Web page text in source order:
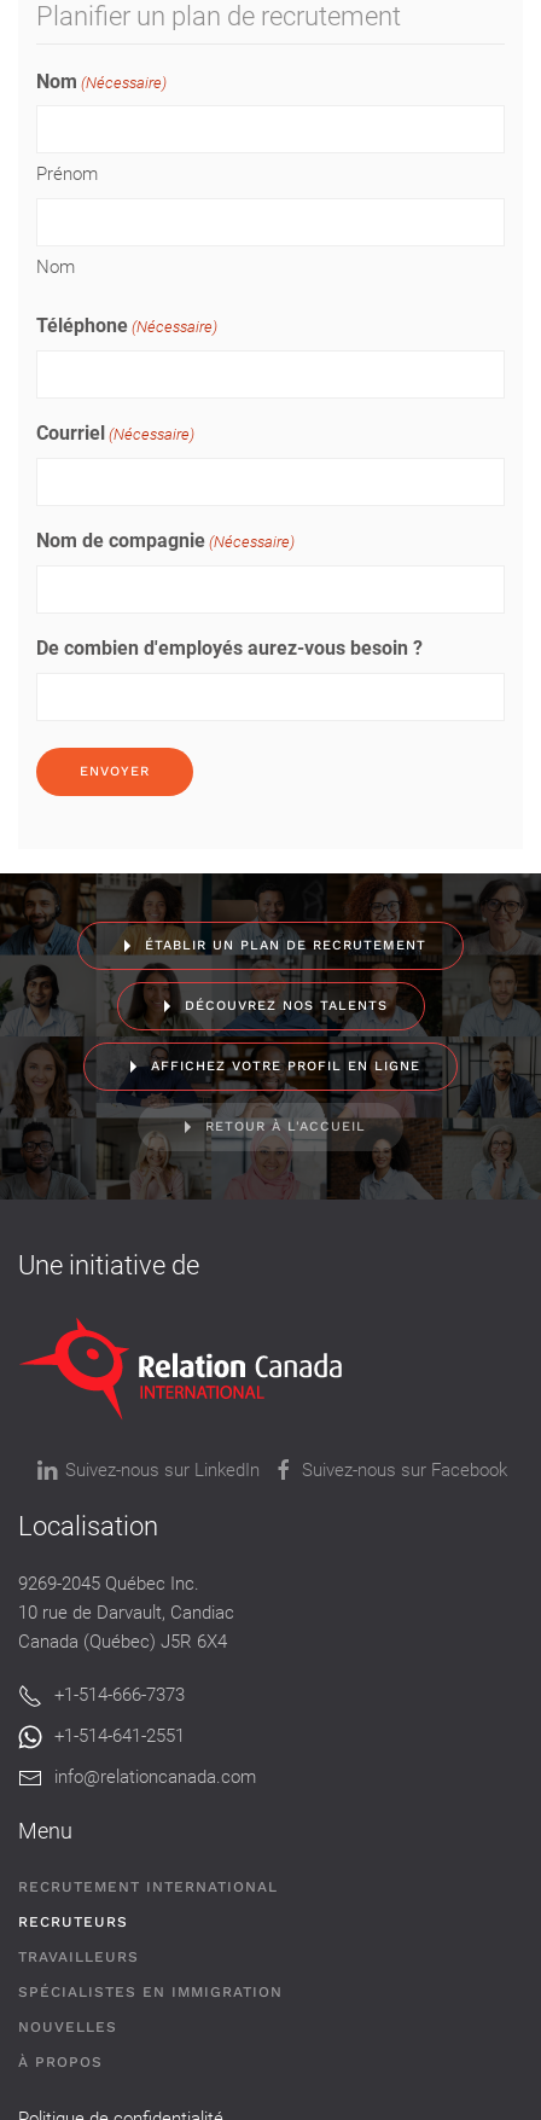
Planifier un plan de recrutement
Nom (Nécessaire)
Prénom
Nom
Téléphone (Nécessaire)
Courriel (Nécessaire)
Nom de compagnie (Nécessaire)
De combien d'employés aurez-vous besoin ?
ÉTABLIR UN PLAN DE RECRUTEMENT
DÉCOUVREZ NOS TALENTS
AFFICHEZ VOTRE PROFIL EN LIGNE
RETOUR À L'ACCUEIL
Une initiative de
Suivez-nous sur LinkedIn Suivez-nous sur Facebook
Localisation
9269-2045 Québec Inc.
10 rue de Darvault, Candiac
Canada (Québec) J5R 6X4
+1-514-666-7373
+1-514-641-2551
info@relationcanada.com
Menu
RECRUTEMENT INTERNATIONAL
RECRUTEURS
TRAVAILLEURS
SPÉCIALISTES EN IMMIGRATION
NOUVELLES
À PROPOS